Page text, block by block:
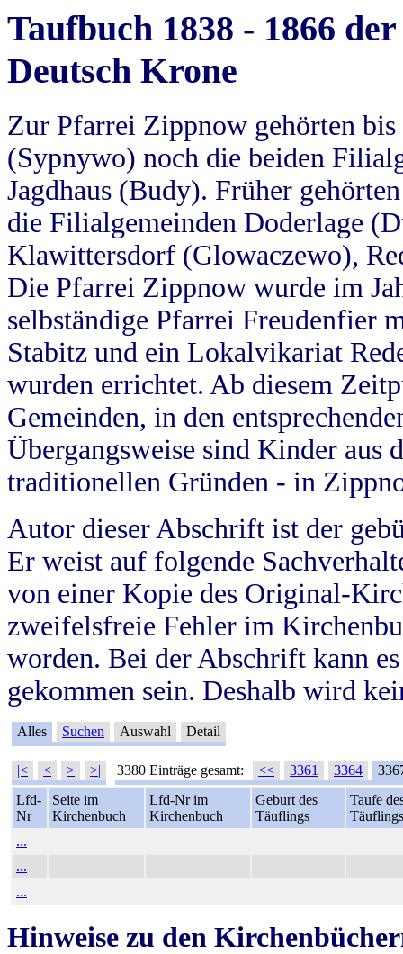
Taufbuch 1838 - 1866
Deutsch Krone
Zur Pfarrei Zippnow gehörten
(Sypnywo) noch die beiden
Jagdhaus (Budy). Früher
die Filialgemeinden Doderlage
Klawittersdorf (Glowaczewo),
Die Pfarrei Zippnow wurde im
selbständige Pfarrei Freudenfier
Stabitz und ein Lokalvikariat
wurden errichtet. Ab diesem
Gemeinden, in den
Übergangsweise sind Kinder aus
traditionellen Gründen - in
Autor dieser Abschrift ist der
Er weist auf folgende
von einer Kopie des Original-
zweifelsfreie Fehler im
worden. Bei der Abschrift kann
gekommen sein. Deshalb wird
Alles Suchen Auswahl Detail
|< < > >| 3380 Einträge gesamt: << 3361 3364
Lfd-
Nr
Seite im
Kirchenbuch
Lfd-Nr im
Kirchenbuch
Geburt des
Täuflings
Taufe
Täuflings
...
...
...
Hinweise zu den